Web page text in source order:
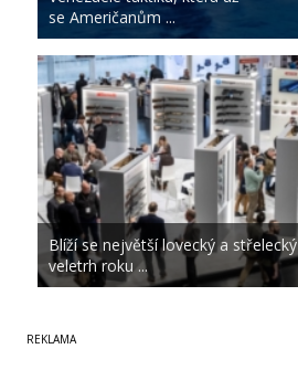
se Američanům ...
Blíží se největší lovecký a střelecký
veletrh roku ...